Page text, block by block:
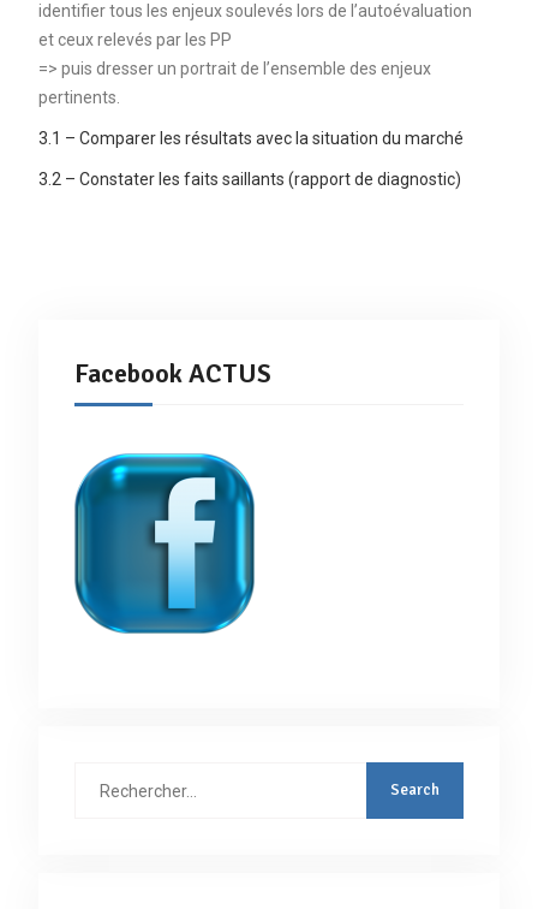
identifier tous les enjeux soulevés lors de l’autoévaluation
et ceux relevés par les PP
=> puis dresser un portrait de l’ensemble des enjeux
pertinents.
3.1 – Comparer les résultats avec la situation du marché
3.2 – Constater les faits saillants (rapport de diagnostic)
Facebook ACTUS